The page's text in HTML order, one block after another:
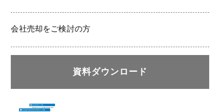
会社売却をご検討の方
資料ダウンロード